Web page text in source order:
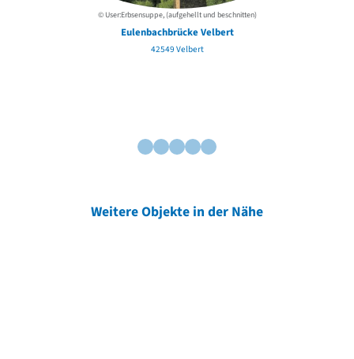
© User:Erbsensuppe, (aufgehellt und beschnitten)
Eulenbachbrücke Velbert
42549 Velbert
Weitere Objekte in der Nähe